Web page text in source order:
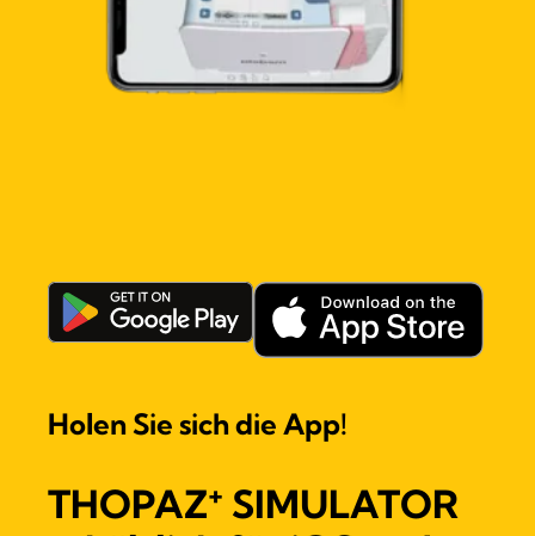
Holen Sie sich die App!
THOPAZ+ SIMULATOR